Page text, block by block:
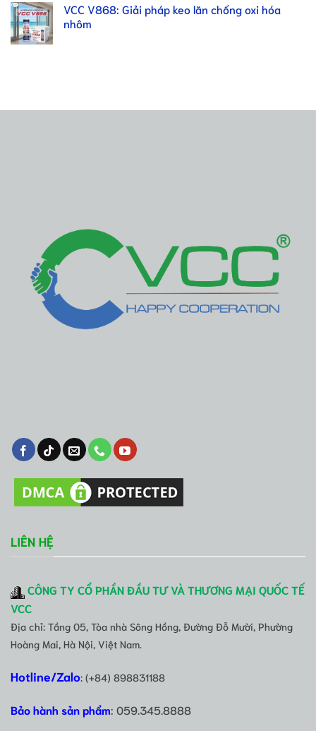
VCC V868: Giải pháp keo lăn chống oxi hóa
nhôm
LIÊN HỆ
CÔNG TY CỔ PHẦN ĐẦU TƯ VÀ THƯƠNG MẠI QUỐC TẾ
VCC
Địa chỉ: Tầng 05, Tòa nhà Sông Hồng, Đường Đỗ Mười, Phường
Hoàng Mai, Hà Nội, Việt Nam.
Hotline/Zalo: (+84) 898831188
Bảo hành sản phẩm: 059.345.8888